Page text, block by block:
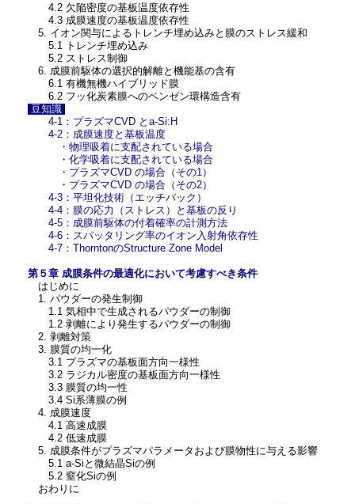
4.2 欠陥密度の基板温度依存性
4.3 成膜速度の基板温度依存性
5. イオン関与によるトレンチ埋め込みと膜のストレス緩和
5.1 トレンチ埋め込み
5.2 ストレス制御
6. 成膜前駆体の選択的解離と機能基の含有
6.1 有機無機ハイブリッド膜
6.2 フッ化炭素膜へのベンゼン環構造含有
豆知識
4-1：プラズマCVD とa-Si:H
4-2：成膜速度と基板温度
・物理吸着に支配されている場合
・化学吸着に支配されている場合
・プラズマCVD の場合（その1）
・プラズマCVD の場合（その2）
4-3：平坦化技術（エッチバック）
4-4：膜の応力（ストレス）と基板の反り
4-5：成膜前駆体の付着確率の計測方法
4-6：スパッタリング率のイオン入射角依存性
4-7：ThorntonのStructure Zone Model
第５章 成膜条件の最適化において考慮すべき条件
はじめに
1. パウダーの発生制御
1.1 気相中で生成されるパウダーの制御
1.2 剥離により発生するパウダーの制御
2. 剥離対策
3. 膜質の均一化
3.1 プラズマの基板面方向一様性
3.2 ラジカル密度の基板面方向一様性
3.3 膜質の均一性
3.4 Si系薄膜の例
4. 成膜速度
4.1 高速成膜
4.2 低速成膜
5. 成膜条件がプラズマパラメータおよび膜物性に与える影響
5.1 a-Siと微結晶Siの例
5.2 窒化Siの例
おわりに